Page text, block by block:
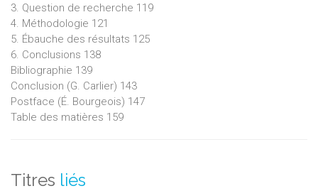
3. Question de recherche 119
4. Méthodologie 121
5. Ébauche des résultats 125
6. Conclusions 138
Bibliographie 139
Conclusion (G. Carlier) 143
Postface (É. Bourgeois) 147
Table des matières 159
Titres liés